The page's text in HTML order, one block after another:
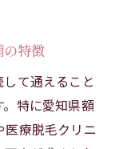
特徴
て通えること
特に愛知県額
療脱毛クリニ